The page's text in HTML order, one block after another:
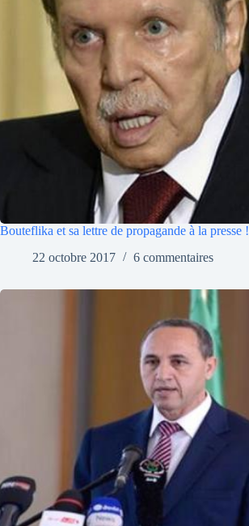
Bouteflika et sa lettre de propagande à la presse !
22 octobre 2017
6 commentaires